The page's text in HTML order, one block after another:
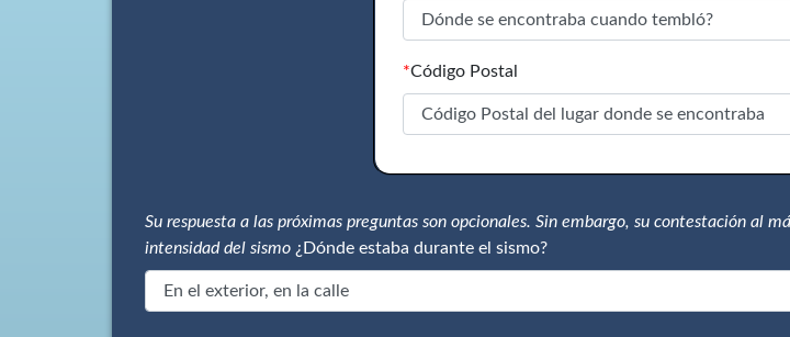
*Código Postal
Su respuesta a las próximas preguntas son opcionales. Sin embargo, su contestación al
intensidad del sismo ¿Dónde estaba durante el sismo?